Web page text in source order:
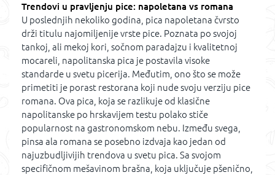
Trendovi u pravljenju pice: napoletana vs romana
U poslednjih nekoliko godina, pica napoletana čvrsto
drži titulu najomiljenije vrste pice. Poznata po svojoj
tankoj, ali mekoj kori, sočnom paradajzu i kvalitetnoj
mocareli, napolitanska pica je postavila visoke
standarde u svetu picerija. Međutim, ono što se može
primetiti je porast restorana koji nude svoju verziju pice
romana. Ova pica, koja se razlikuje od klasične
napolitanske po hrskavijem testu polako stiče
popularnost na gastronomskom nebu. Između svega,
pinsa ala romana se posebno izdvaja kao jedan od
najuzbudljivijih trendova u svetu pica. Sa svojom
specifičnom mešavinom brašna, koja uključuje pšenično,